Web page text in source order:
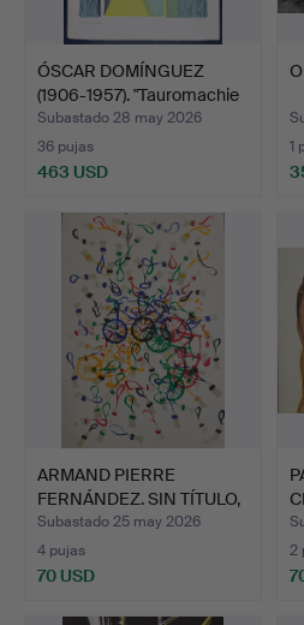
ÓSCAR DOMÍNGUEZ
(1906-1957). "Tauromachie
…
Subastado 28 may 2026
36 pujas
463 USD
1
ARMAND PIERRE
FERNÁNDEZ. SIN TÍTULO,
LITOG…
Subastado 25 may 2026
4 pujas
70 USD
2